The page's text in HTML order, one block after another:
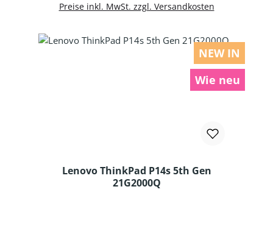
Preise inkl. MwSt. zzgl. Versandkosten
NEW IN
Wie neu
Lenovo ThinkPad P14s 5th Gen
21G2000Q